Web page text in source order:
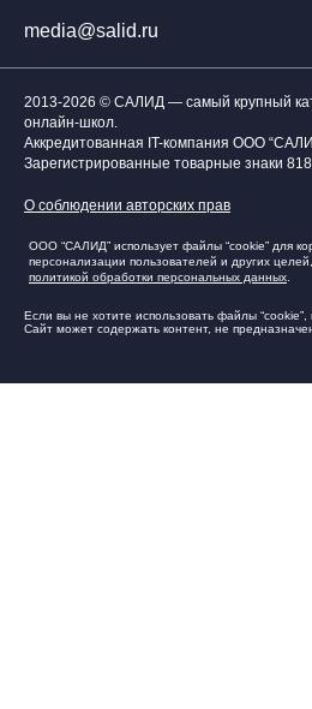
media@salid.ru
2013-2026 © САЛИД — самый крупный
онлайн-школ.
Аккредитованная IT-компания ООО
Зарегистрированные товарные знаки
О соблюдении авторских прав
ООО “САЛИД” использует файлы “cookie” для
персонализации пользователей и других
политикой обработки персональных данных
Если вы не хотите использовать файлы “cookie”,
Сайт может содержать контент, не